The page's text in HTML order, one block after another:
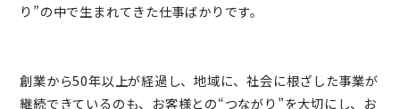
り”の中で生まれてきた仕事ばかりです。
創業から50年以上が経過し、地域に、社会に根ざした事業が
継続できているのも、お客様との“つながり”を大切にし、お